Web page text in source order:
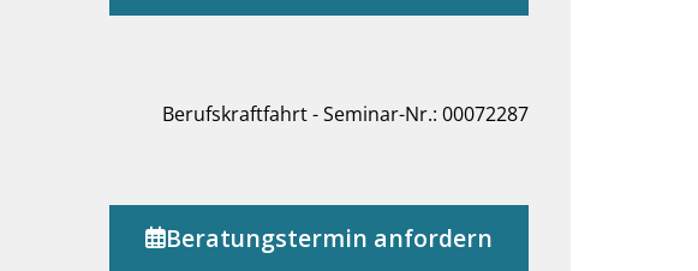
Berufskraftfahrt - Seminar-Nr.: 00072287
Beratungstermin anfordern